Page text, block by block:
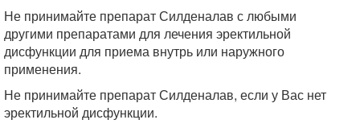
Не принимайте препарат Силденалав с любыми
другими препаратами для лечения эректильной
дисфункции для приема внутрь или наружного
применения.
Не принимайте препарат Силденалав, если у Вас нет
эректильной дисфункции.